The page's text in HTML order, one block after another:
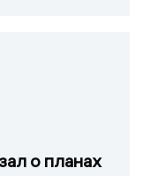
о планах